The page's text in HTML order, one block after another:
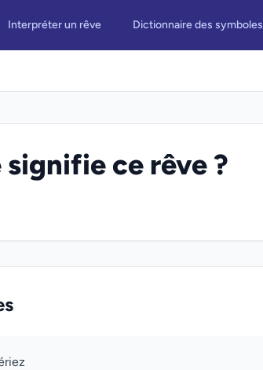
Interpréter un rêve Dictionnaire des symboles
signifie ce rêve ?